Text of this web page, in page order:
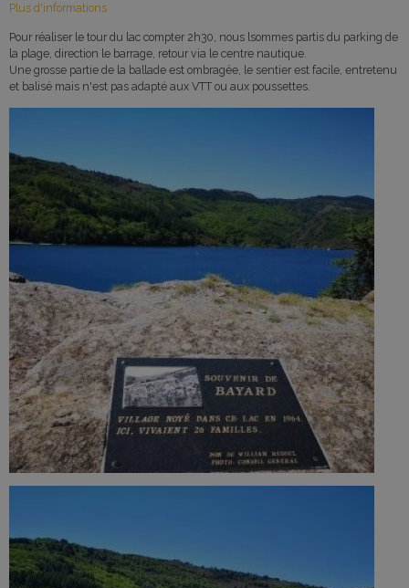
Plus d'informations
Pour réaliser le tour du lac compter 2h30, nous lsommes partis du parking de
la plage, direction le barrage, retour via le centre nautique.
Une grosse partie de la ballade est ombragée, le sentier est facile, entretenu
et balisé mais n'est pas adapté aux VTT ou aux poussettes.